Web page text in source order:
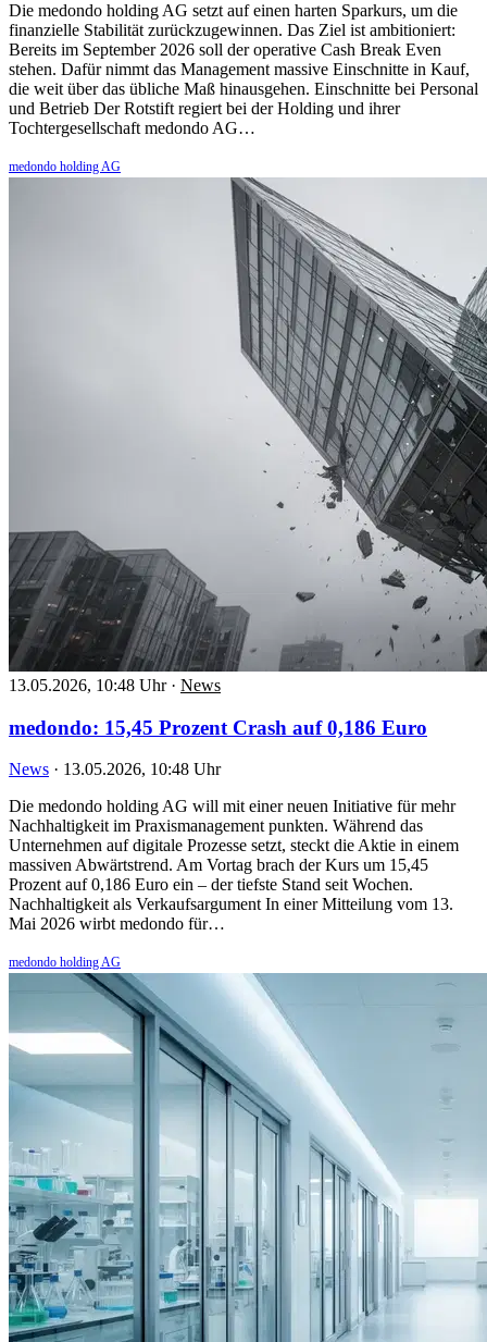
Die medondo holding AG setzt auf einen harten Sparkurs, um die
finanzielle Stabilität zurückzugewinnen. Das Ziel ist ambitioniert:
Bereits im September 2026 soll der operative Cash Break Even
stehen. Dafür nimmt das Management massive Einschnitte in Kauf,
die weit über das übliche Maß hinausgehen. Einschnitte bei Personal
und Betrieb Der Rotstift regiert bei der Holding und ihrer
Tochtergesellschaft medondo AG…
medondo holding AG
13.05.2026, 10:48 Uhr · News
medondo: 15,45 Prozent Crash auf 0,186 Euro
News · 13.05.2026, 10:48 Uhr
Die medondo holding AG will mit einer neuen Initiative für mehr
Nachhaltigkeit im Praxismanagement punkten. Während das
Unternehmen auf digitale Prozesse setzt, steckt die Aktie in einem
massiven Abwärtstrend. Am Vortag brach der Kurs um 15,45
Prozent auf 0,186 Euro ein – der tiefste Stand seit Wochen.
Nachhaltigkeit als Verkaufsargument In einer Mitteilung vom 13.
Mai 2026 wirbt medondo für…
medondo holding AG